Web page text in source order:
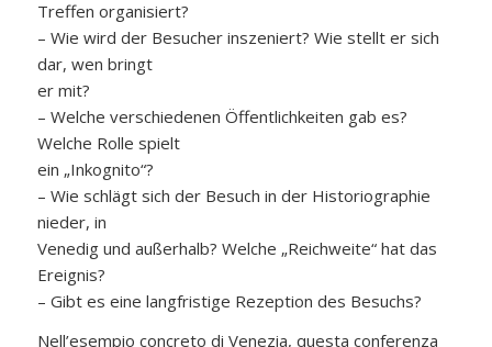
Treffen organisiert?
– Wie wird der Besucher inszeniert? Wie stellt er sich
dar, wen bringt
er mit?
– Welche verschiedenen Öffentlichkeiten gab es?
Welche Rolle spielt
ein „Inkognito“?
– Wie schlägt sich der Besuch in der Historiographie
nieder, in
Venedig und außerhalb? Welche „Reichweite“ hat das
Ereignis?
– Gibt es eine langfristige Rezeption des Besuchs?
Nell’esempio concreto di Venezia, questa conferenza